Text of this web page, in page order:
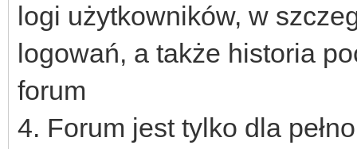
logi użytkowników, w
logowań, a także historia
forum
4. Forum jest tylko dla